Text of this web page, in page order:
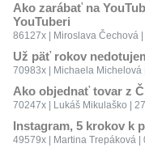
Ako zarábať na
YouTuberi
86127x | Miroslava Čechová
Už päť rokov
70983x | Michaela Michelová
Ako objednať tovar z
70247x | Lukáš Mikulaško |
Instagram, 5 krokov k
49579x | Martina Trepáková |